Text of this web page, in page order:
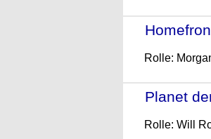
Rolle:
Planet
Rolle: Will